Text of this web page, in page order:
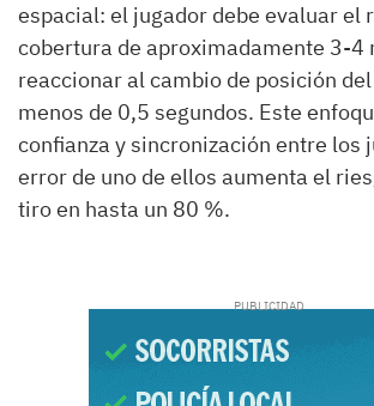
espacial: el jugador debe evaluar el
cobertura de aproximadamente 3-4
reaccionar al cambio de posición
menos de 0,5 segundos. Este
confianza y sincronización entre los
error de uno de ellos aumenta el
tiro en hasta un 80 %.